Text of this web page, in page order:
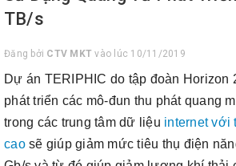
TB/s
Đăng bởi CTV MKT vào lúc 10/11/2019
Dự án TERIPHIC do tập đoàn Horizon
phát triển các mô-đun thu phát quang
trong các trung tâm dữ liệu internet với
caosẽ giúp giảm mức tiêu thụ điện